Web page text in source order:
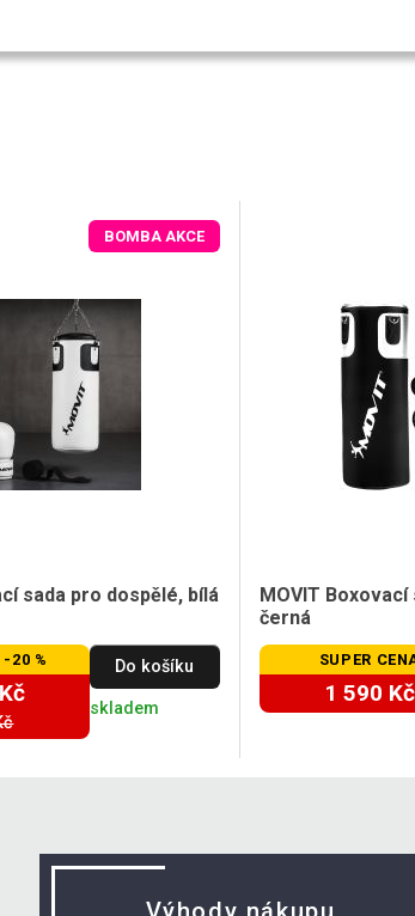
BOMBA AKCE
sada pro dospělé, bílá
-20 % Do košíku
skladem
MOVIT
černá
SUPER
1 590 Kč